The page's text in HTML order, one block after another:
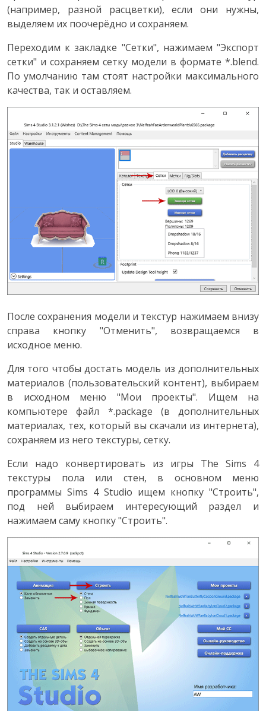
(например, разной расцветки), если они нужны,
выделяем их поочерёдно и сохраняем.
Переходим к закладке "Сетки", нажимаем "Экспорт
сетки" и сохраняем сетку модели в формате *.blend.
По умолчанию там стоят настройки максимального
качества, так и оставляем.
После сохранения модели и текстур нажимаем внизу
справа кнопку "Отменить", возвращаемся в
исходное меню.
Для того чтобы достать модель из дополнительных
материалов (пользовательский контент), выбираем
в исходном меню "Мои проекты". Ищем на
компьютере файл *.package (в дополнительных
материалах, тех, который вы скачали из интернета),
сохраняем из него текстуры, сетку.
Если надо конвертировать из игры The Sims 4
текстуры пола или стен, в основном меню
программы Sims 4 Studio ищем кнопку "Строить",
под ней выбираем интересующий раздел и
нажимаем саму кнопку "Строить".